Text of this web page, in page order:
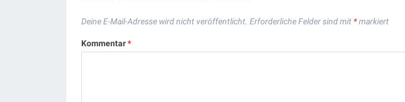
Deine E-Mail-Adresse wird nicht veröffentlicht. Erforderliche Felder sind mit *markiert
Kommentar*